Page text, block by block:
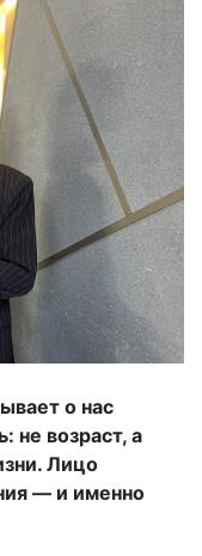
о нас
не возраст, а
Лицо
— и именно